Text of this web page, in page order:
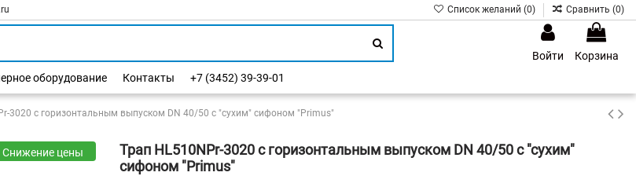
Список желаний (0) Сравнить (0)
Войти
Корзина
оборудование Контакты +7 (3452) 39-39-01
3020 с горизонтальным выпуском DN 40/50 с "сухим" сифоном "Primus"
Снижение цены
Трап HL510NPr-3020 с горизонтальным выпуском DN 40/50 с "сухим"
сифоном "Primus"